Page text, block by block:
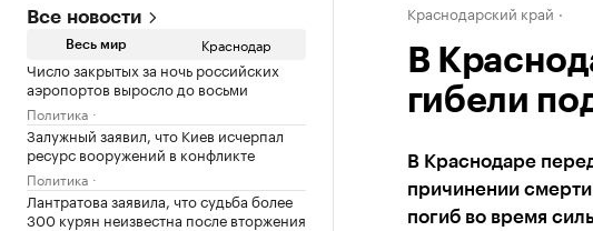
Все новости
Весь мир Краснодар
Число закрытых за ночь российских
аэропортов выросло до восьми
Политика
Залужный заявил, что Киев исчерпал
ресурс вооружений в конфликте
Политика
Лантратова заявила, что судьба более
300 курян неизвестна после вторжения
Краснодарский край
В
гибели
В Краснодаре
причинении
погиб во время